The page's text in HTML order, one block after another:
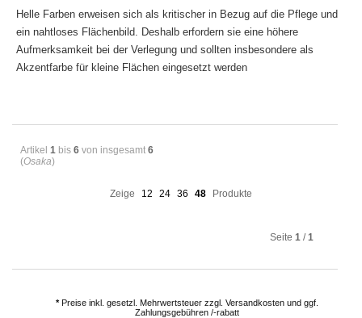
Helle Farben erweisen sich als kritischer in Bezug auf die Pflege und
ein nahtloses Flächenbild. Deshalb erfordern sie eine höhere
Aufmerksamkeit bei der Verlegung und sollten insbesondere als
Akzentfarbe für kleine Flächen eingesetzt werden
Artikel 1 bis 6 von insgesamt 6
(Osaka)
Zeige 12 24 36 48 Produkte
Seite1 /1
*Preise inkl. gesetzl. Mehrwertsteuer zzgl. Versandkosten und ggf.
Zahlungsgebühren /-rabatt